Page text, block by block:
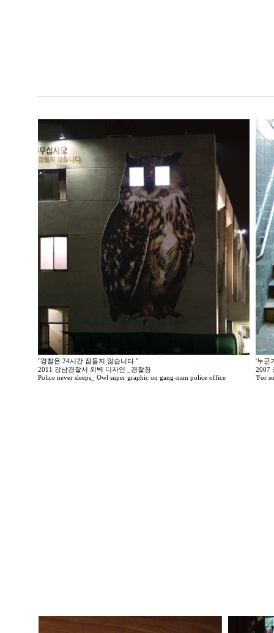
"경찰은 24시간 잠들지 않습니다."
2011 강남경찰서 외벽 디자인 _경찰청
Police never sleeps_ Owl super graphic on gang-nam police office
'누군
2007
'For